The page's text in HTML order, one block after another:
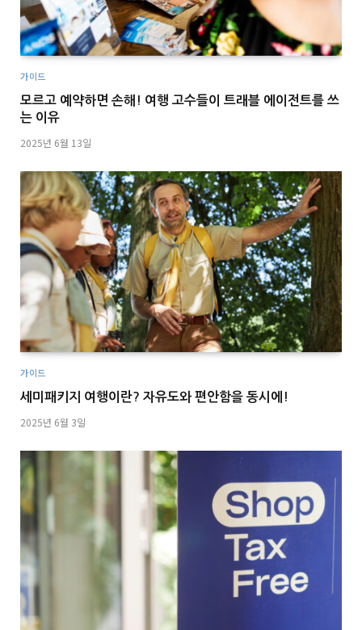
가이드
모르고 예약하면 손해! 여행 고수들이 트래블 에이전트를 쓰
는 이유
2025년 6월 13일
가이드
세미패키지 여행이란? 자유도와 편안함을 동시에!
2025년 6월 3일